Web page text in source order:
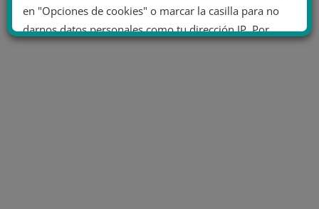
en "Opciones de cookies" o marcar la casilla para no
darnos datos personales como tu dirección IP. Por